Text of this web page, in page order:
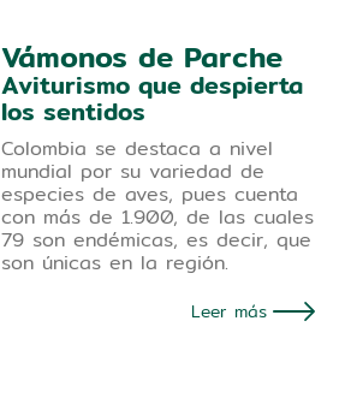
Vámonos de Parche
Aviturismo que despierta
los sentidos
Colombia se destaca a nivel
mundial por su variedad de
especies de aves, pues cuenta
con más de 1.900, de las cuales
79 son endémicas, es decir, que
son únicas en la región.
Leer más